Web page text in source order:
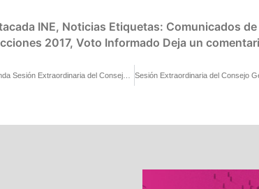
INE, Noticias Etiquetas: Comunicados de
2017, Voto Informado Deja un